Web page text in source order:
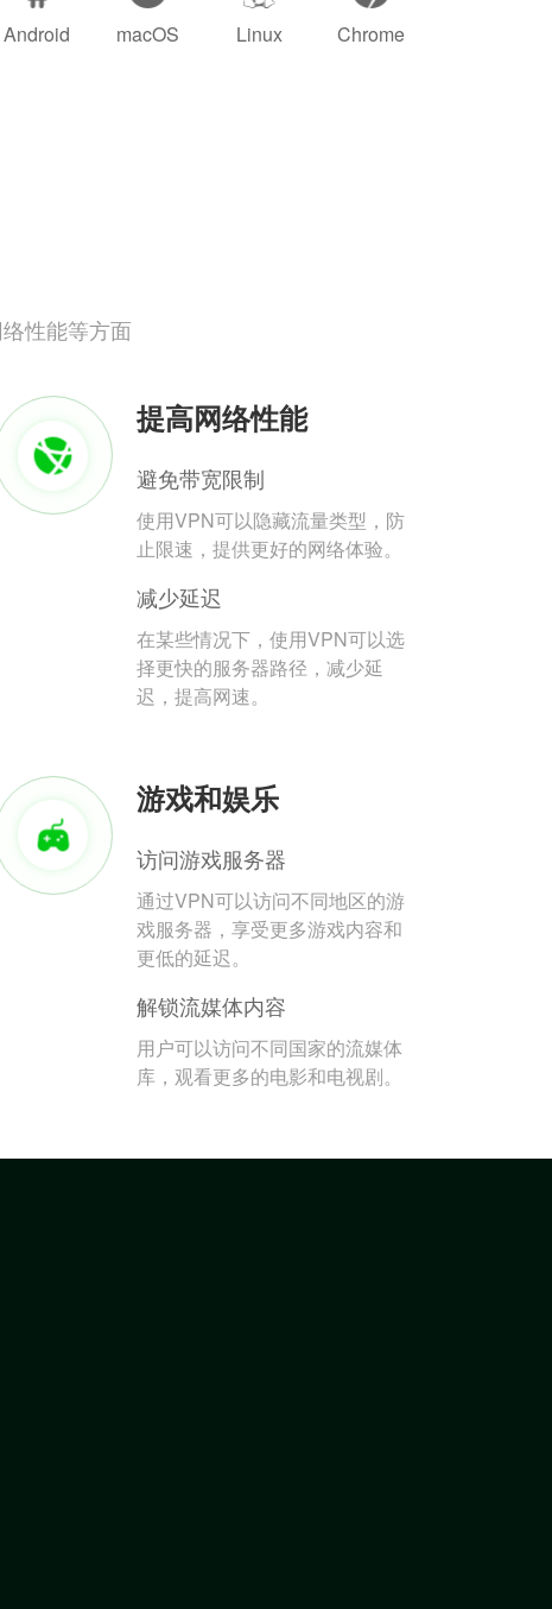
Android macOS Linux Chrome
性能等方面
提高网络性能
避免带宽限制
使用VPN可以隐藏流量类型，防
止限速，提供更好的网络体验。
减少延迟
在某些情况下，使用VPN可以选
择更快的服务器路径，减少延
迟，提高网速。
游戏和娱乐
访问游戏服务器
通过VPN可以访问不同地区的游
戏服务器，享受更多游戏内容和
更低的延迟。
解锁流媒体内容
用户可以访问不同国家的流媒体
库，观看更多的电影和电视剧。